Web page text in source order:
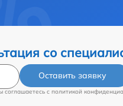
со
Оставить заявку
соглашаетесь c политикой